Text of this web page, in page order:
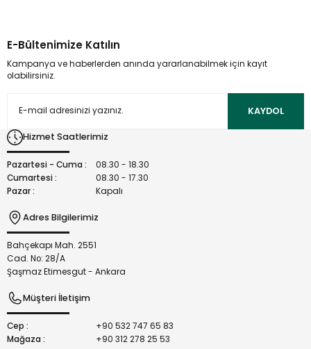
kullanarak tarafımıza iletebilirsiniz.
Görüş ve önerileriniz için teşekkür ederiz.
Ürün açıklamasında eksik bilgiler bulunuyor.
Bu ürüne benzer farklı alternatifler olmalı.
E-Bültenimize Katılın
Kampanya ve haberlerden anında yararlanabilmek için kayıt
olabilirsiniz.
KAYDOL
Hizmet Saatlerimiz
Pazartesi - Cuma :
08.30 - 18.30
Cumartesi :
08.30 - 17.30
Pazar :
Kapalı
Adres Bilgilerimiz
Bahçekapı Mah. 2551
Cad. No: 28/A
Şaşmaz Etimesgut - Ankara
Müşteri İletişim
Cep :
+90 532 747 65 83
Mağaza :
+90 312 278 25 53